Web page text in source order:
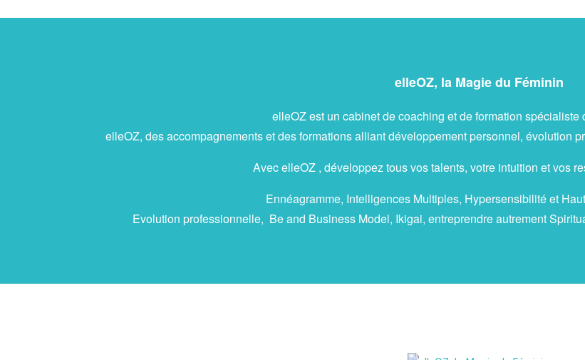
elleOZ, la Magie du Féminin
elleOZ est un cabinet de coaching et de formation spécialiste
elleOZ, des accompagnements et des formations alliant développement personnel, évolution
Avec elleOZ , développez tous vos talents, votre intuition et vos
Ennéagramme, Intelligences Multiples, Hypersensibilité et
Evolution professionnelle, Be and Business Model, Ikigai, entreprendre autrement